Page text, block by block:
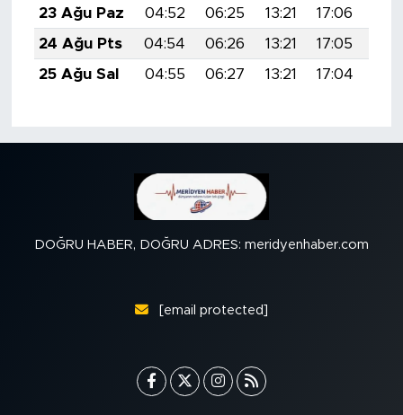
23 Ağu Paz
04:52 06:25 13:21 17:06
24 Ağu Pts
04:54 06:26 13:21 17:05
25 Ağu Sal
04:55 06:27 13:21 17:04
DOĞRU HABER, DOĞRU ADRES: meridyenhaber.com
[email protected]